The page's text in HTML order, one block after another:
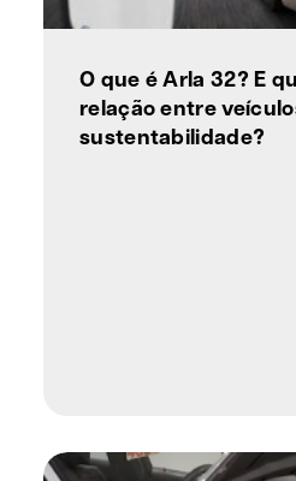
O que é Arla 32? E
relação entre
sustentabilidade?